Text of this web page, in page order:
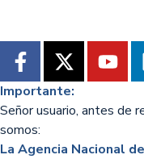
Importante:
Señor usuario, antes de
somos:
La Agencia Nacional